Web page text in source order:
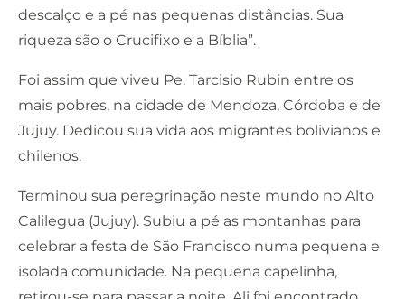
descalço e a pé nas pequenas distâncias. Sua
riqueza são o Crucifixo e a Bíblia”.
Foi assim que viveu Pe. Tarcisio Rubin entre os
mais pobres, na cidade de Mendoza, Córdoba e de
Jujuy. Dedicou sua vida aos migrantes bolivianos e
chilenos.
Terminou sua peregrinação neste mundo no Alto
Calilegua (Jujuy). Subiu a pé as montanhas para
celebrar a festa de São Francisco numa pequena e
isolada comunidade. Na pequena capelinha,